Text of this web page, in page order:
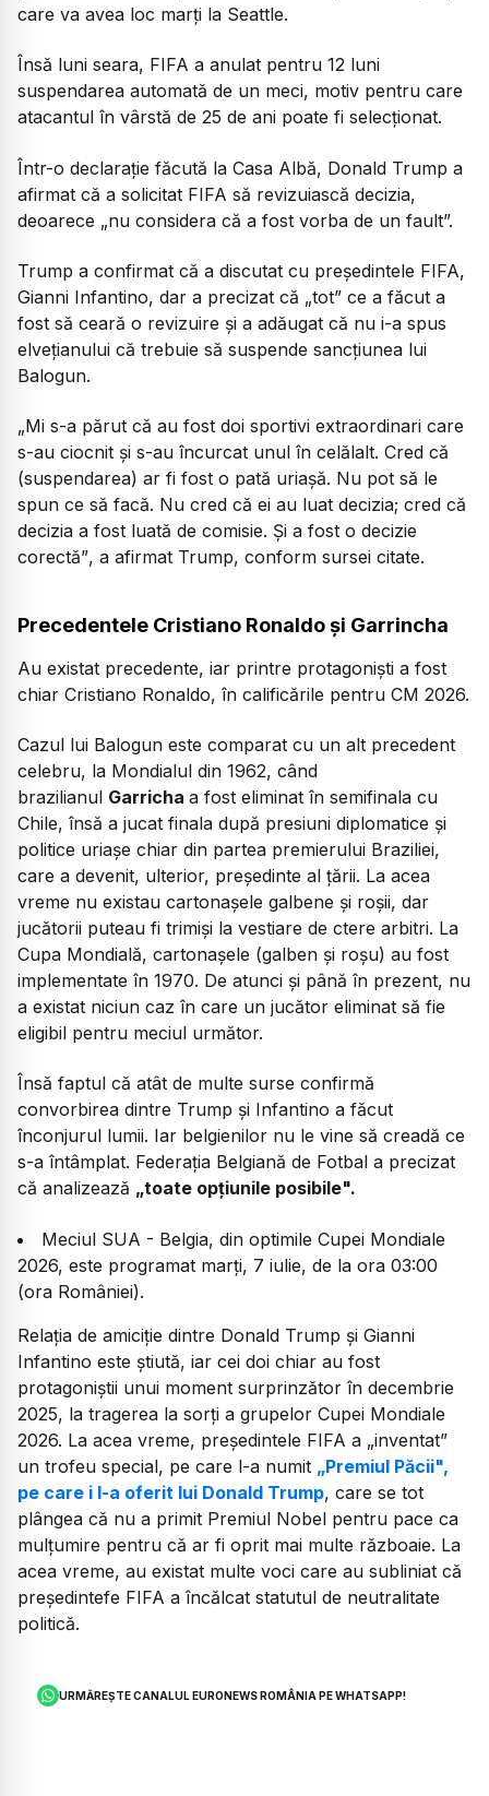
care va avea loc marți la Seattle.
Însă luni seara, FIFA a anulat pentru 12 luni
suspendarea automată de un meci, motiv pentru care
atacantul în vârstă de 25 de ani poate fi selecționat.
Într-o declarație făcută la Casa Albă, Donald Trump a
afirmat că a solicitat FIFA să revizuiască decizia,
deoarece „nu considera că a fost vorba de un fault”.
Trump a confirmat că a discutat cu președintele FIFA,
Gianni Infantino, dar a precizat că „tot” ce a făcut a
fost să ceară o revizuire și a adăugat că nu i-a spus
elvețianului că trebuie să suspende sancțiunea lui
Balogun.
„Mi s-a părut că au fost doi sportivi extraordinari care
s-au ciocnit și s-au încurcat unul în celălalt. Cred că
(suspendarea) ar fi fost o pată uriașă. Nu pot să le
spun ce să facă. Nu cred că ei au luat decizia; cred că
decizia a fost luată de comisie. Și a fost o decizie
corectă”, a afirmat Trump, conform sursei citate.
Precedentele Cristiano Ronaldo și Garrincha
Au existat precedente, iar printre protagoniști a fost
chiar Cristiano Ronaldo, în calificările pentru CM 2026.
Cazul lui Balogun este comparat cu un alt precedent
celebru, la Mondialul din 1962, când
brazilianul Garricha a fost eliminat în semifinala cu
Chile, însă a jucat finala după presiuni diplomatice și
politice uriașe chiar din partea premierului Braziliei,
care a devenit, ulterior, președinte al țării. La acea
vreme nu existau cartonașele galbene și roșii, dar
jucătorii puteau fi trimiși la vestiare de ctere arbitri. La
Cupa Mondială, cartonașele (galben și roșu) au fost
implementate în 1970. De atunci și până în prezent, nu
a existat niciun caz în care un jucător eliminat să fie
eligibil pentru meciul următor.
Însă faptul că atât de multe surse confirmă
convorbirea dintre Trump și Infantino a făcut
înconjurul lumii. Iar belgienilor nu le vine să creadă ce
s-a întâmplat. Federația Belgiană de Fotbal a precizat
că analizează „toate opțiunile posibile".
Meciul SUA - Belgia, din optimile Cupei Mondiale
2026, este programat marți, 7 iulie, de la ora 03:00
(ora României).
Relația de amiciție dintre Donald Trump și Gianni
Infantino este știută, iar cei doi chiar au fost
protagoniștii unui moment surprinzător în decembrie
2025, la tragerea la sorți a grupelor Cupei Mondiale
2026. La acea vreme, președintele FIFA a „inventat”
un trofeu special, pe care l-a numit „Premiul Păcii",
pe care i l-a oferit lui Donald Trump, care se tot
plângea că nu a primit Premiul Nobel pentru pace ca
mulțumire pentru că ar fi oprit mai multe războaie. La
acea vreme, au existat multe voci care au subliniat că
președintefe FIFA a încălcat statutul de neutralitate
politică.
URMĂREȘTE CANALUL EURONEWS ROMÂNIA PE WHATSAPP!